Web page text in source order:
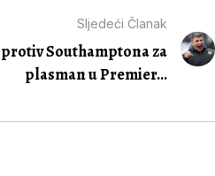
Sljedeći Članak
Southamptona za
plasman u Premier...